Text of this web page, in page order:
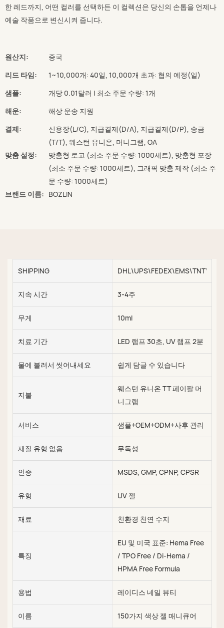
한 레드까지, 어떤 컬러를 선택하든 이 컬렉션은 당신의 손톱을 언제나
예술 작품으로 변신시켜 줍니다.
원산지:
중국
리드 타임:
1~10,000개: 40일, 10,000개 초과: 협의 예정(일)
샘플:
개당 0.01달러 | 최소 주문 수량: 1개
해운:
해상 운송 지원
결제:
신용장(L/C), 지급결제(D/A), 지급결제(D/P), 송금
(T/T), 웨스턴 유니온, 머니그램, OA
맞춤 설정:
맞춤형 로고 (최소 주문 수량: 1000세트), 맞춤형 포장
(최소 주문 수량: 1000세트), 그래픽 맞춤 제작 (최소 주
문 수량: 1000세트)
브랜드 이름: BOZLIN
SHIPPING
지속 시간 3-4주
무게 10ml
치료 기간 LED 램프 30초, UV 램프 2분
물에 불려서 씻어내세요 쉽게 담글 수 있습니다
지불
웨스턴 유니온 TT 페이팔 머
니그램
서비스 샘플+OEM+ODM+사후 관리
재질 유형 없음 무독성
인증 MSDS, GMP, CPNP, CPSR
유형 UV 젤
재료 친환경 천연 수지
특징
EU 및 미국 표준: Hema Free
/ TPO Free / Di-Hema /
HPMA Free Formula
용법 레이디스 네일 뷰티
이름 150가지 색상 젤 매니큐어